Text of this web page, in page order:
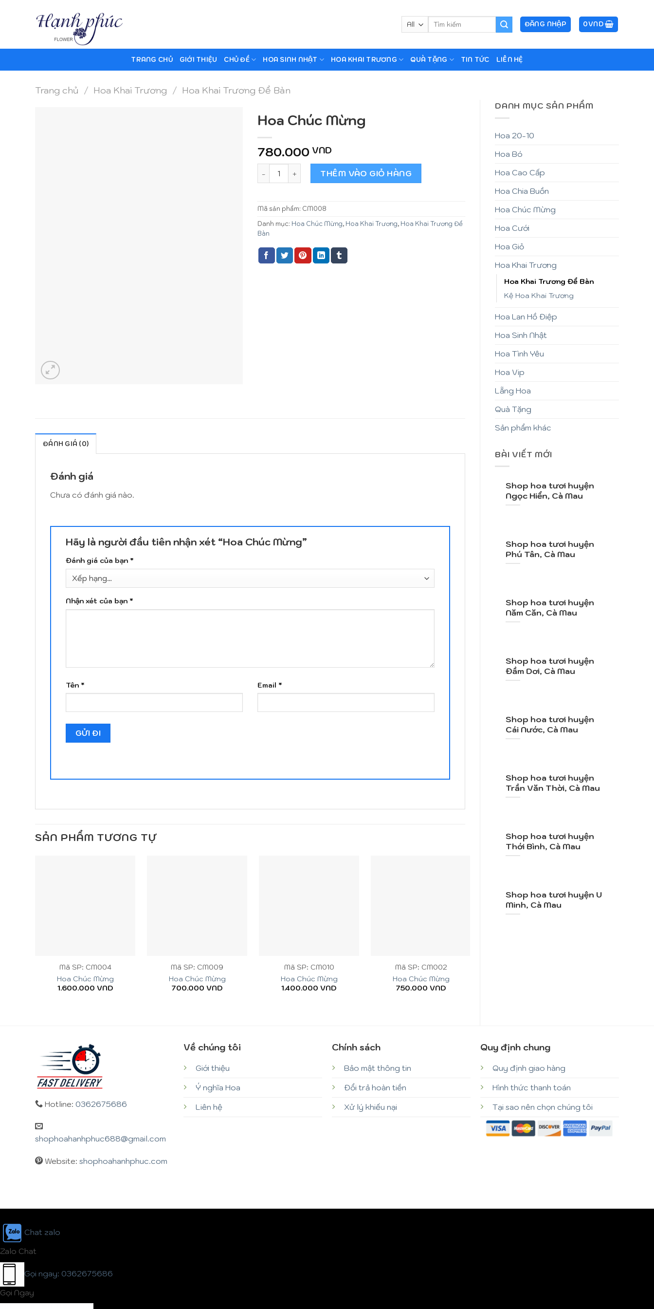
Tìm
kiếm:
ĐĂNG NHẬP 0VND
TRANG CHỦ GIỚI THIỆU CHỦ ĐỀ HOA SINH NHẬT HOA KHAI TRƯƠNG QUÀ TẶNG TIN TỨC LIÊN HỆ
Trang chủ / Hoa Khai Trương / Hoa Khai Trương Để Bàn
DANH MỤC SẢN PHẨM
Hoa 20-10
Hoa Bó
Hoa Cao Cấp
Hoa Chia Buồn
Hoa Chúc Mừng
Hoa Cưới
Hoa Giỏ
Hoa Khai Trương
Hoa Khai Trương Để Bàn
Kệ Hoa Khai Trương
Hoa Lan Hồ Điệp
Hoa Sinh Nhật
Hoa Tình Yêu
Hoa Vip
Lẵng Hoa
Quà Tặng
Sản phẩm khác
BÀI VIẾT MỚI
Shop hoa tươi huyện
Ngọc Hiển, Cà Mau
Shop hoa tươi huyện
Phú Tân, Cà Mau
Shop hoa tươi huyện
Năm Căn, Cà Mau
Shop hoa tươi huyện
Đầm Dơi, Cà Mau
Shop hoa tươi huyện
Cái Nước, Cà Mau
Shop hoa tươi huyện
Trần Văn Thời, Cà Mau
Shop hoa tươi huyện
Thới Bình, Cà Mau
Shop hoa tươi huyện U
Minh, Cà Mau
Hoa Chúc Mừng
780.000 VND
Hoa Chúc Mừng số lượngTHÊM VÀO GIỎ HÀNG
Mã sản phẩm: CM008
Danh mục: Hoa Chúc Mừng, Hoa Khai Trương, Hoa Khai Trương Để
Bàn
ĐÁNH GIÁ (0)
Đánh giá
Chưa có đánh giá nào.
Hãy là người đầu tiên nhận xét “Hoa Chúc Mừng”
Đánh giá của bạn *
Nhận xét của bạn *
Tên * Email *
SẢN PHẨM TƯƠNG TỰ
Mã SP: CM004
Hoa Chúc Mừng
1.600.000 VND
Mã SP: CM009
Hoa Chúc Mừng
700.000 VND
Mã SP: CM010
Hoa Chúc Mừng
1.400.000 VND
Mã SP: CM002
Hoa Chúc Mừng
750.000 VND
Hotline: 0362675686
shophoahanhphuc688@gmail.com
Website: shophoahanhphuc.com
Về chúng tôi
Giới thiệu
Ý nghĩa Hoa
Liên hệ
Chính sách
Bảo mật thông tin
Đổi trả hoàn tiền
Xử lý khiếu nại
Quy định chung
Quy định giao hàng
Hình thức thanh toán
Tại sao nên chọn chúng tôi
Chat zalo
Zalo Chat
Gọi ngay: 0362675686
Gọi Ngay